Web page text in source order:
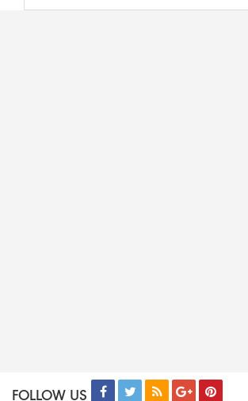
FOLLOW US